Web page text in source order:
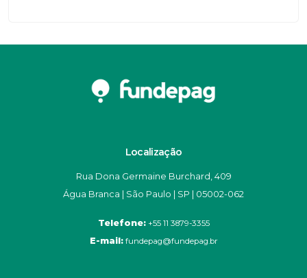
Localização
Rua Dona Germaine Burchard, 409
Água Branca | São Paulo | SP | 05002-062
Telefone:+55 11 3879-3355
E-mail:fundepag@fundepag.br